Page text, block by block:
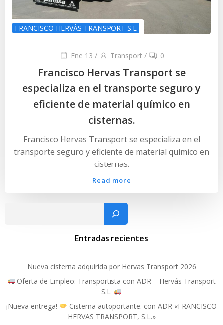
FRANCISCO HERVÁS TRANSPORT S.L
Ene 13 / Transport / 0
Francisco Hervas Transport se
especializa en el transporte seguro y
eficiente de material químico en
cisternas.
Francisco Hervas Transport se especializa en el
transporte seguro y eficiente de material químico en
cisternas.
Read more
Entradas recientes
Nueva cisterna adquirida por Hervas Transport 2026
Oferta de Empleo: Transportista con ADR – Hervás Transport
S.L.
¡Nueva entrega!
Cisterna autoportante. con ADR «FRANCISCO
HERVAS TRANSPORT, S.L.»